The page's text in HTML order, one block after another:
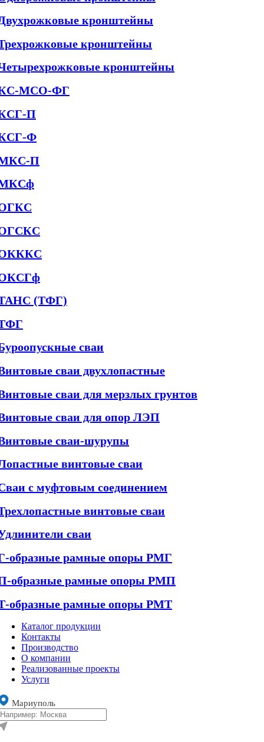
кронштейны
кронштейны
кронштейны
МСО-ФГ
П
Ф
П
(ТФГ)
сваи
сваи двухлопастные
сваи для мерзлых грунтов
сваи для опор ЛЭП
сваи-шурупы
винтовые сваи
с муфтовым соединением
винтовые сваи
сваи
образные рамные опоры РМГ
образные рамные опоры РМП
образные рамные опоры РМТ
Каталог продукции
Контакты
Производство
О компании
Реализованные проекты
Услуги
Мариуполь